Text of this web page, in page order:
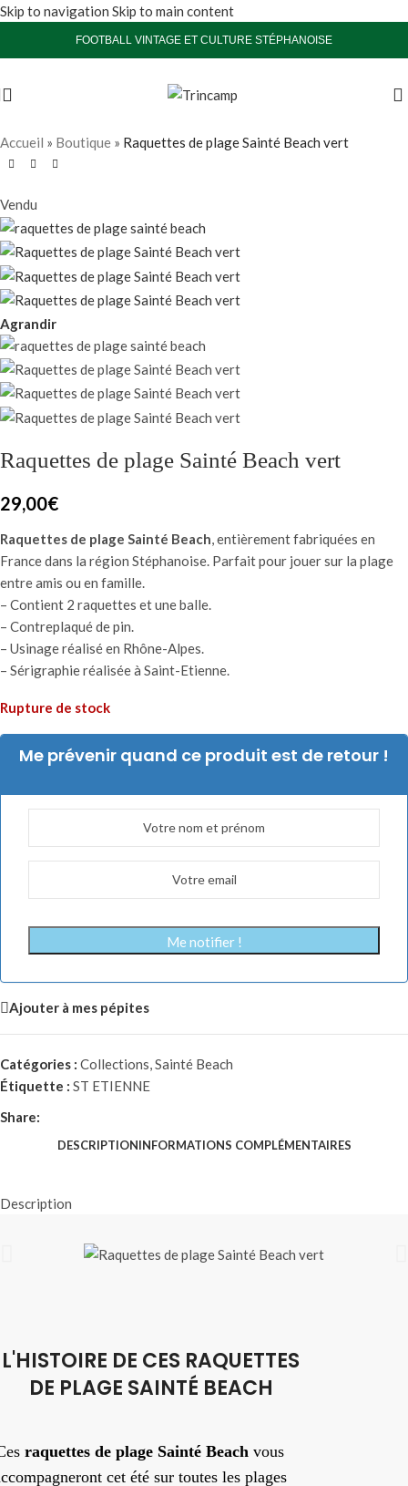
Skip to navigation Skip to main content
FOOTBALL VINTAGE ET CULTURE STÉPHANOISE
Accueil » Boutique » Raquettes de plage Sainté Beach vert
Vendu
Agrandir
Raquettes de plage Sainté Beach vert
29,00€
Raquettes de plage Sainté Beach, entièrement fabriquées en
France dans la région Stéphanoise. Parfait pour jouer sur la plage
entre amis ou en famille.
– Contient 2 raquettes et une balle.
– Contreplaqué de pin.
– Usinage réalisé en Rhône-Alpes.
– Sérigraphie réalisée à Saint-Etienne.
Rupture de stock
Me prévenir quand ce produit est de retour !
Me notifier !
Ajouter à mes pépites
Catégories : Collections,Sainté Beach
Étiquette : ST ETIENNE
Share:
DESCRIPTIONINFORMATIONS COMPLÉMENTAIRES
Description
L'HISTOIRE DE CES RAQUETTES
DE PLAGE SAINTÉ BEACH
raquettes de plage Sainté Beach vous
cet été sur toutes les plages